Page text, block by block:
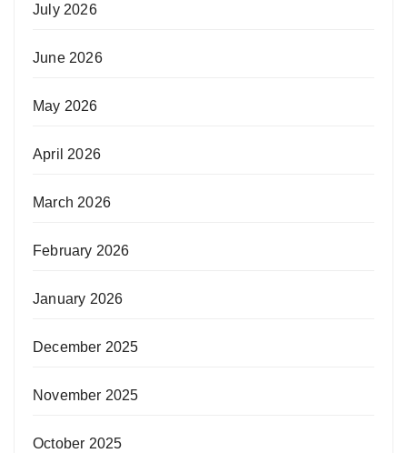
July 2026
June 2026
May 2026
April 2026
March 2026
February 2026
January 2026
December 2025
November 2025
October 2025